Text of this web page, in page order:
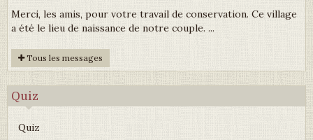
Merci, les amis, pour votre travail de conservation. Ce village
a été le lieu de naissance de notre couple. ...
Tous les messages
Quiz
Quiz